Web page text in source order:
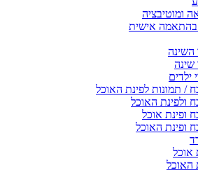
ומוטיבציה
בהתאמה אישית
השינה
שינה
ילדים
/ תמונות לפינת האוכל
ולפינת האוכל
ופינת אוכל
ופינת האוכל
אוכל
האוכל